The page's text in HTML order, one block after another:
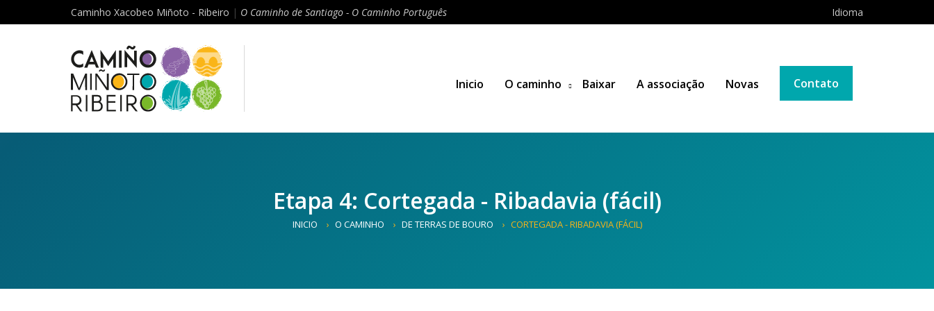
Caminho Xacobeo Miñoto - Ribeiro | O Caminho de Santiago - O Caminho Português Idioma
Inicio O caminho Baixar A associação Novas Contato
Etapa 4: Cortegada - Ribadavia (fácil)
INICIO O CAMINHO DE TERRAS DE BOURO CORTEGADA - RIBADAVIA (FÁCIL)